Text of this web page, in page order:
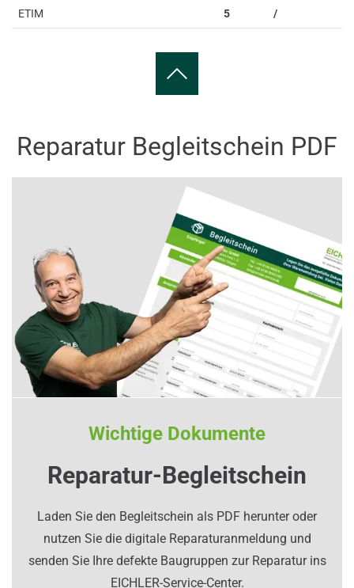
ETIM 5 /
Reparatur Begleitschein PDF
Wichtige Dokumente
Reparatur-Begleitschein
Laden Sie den Begleitschein als PDF herunter oder
nutzen Sie die digitale Reparaturanmeldung und
senden Sie Ihre defekte Baugruppen zur Reparatur ins
EICHLER-Service-Center.